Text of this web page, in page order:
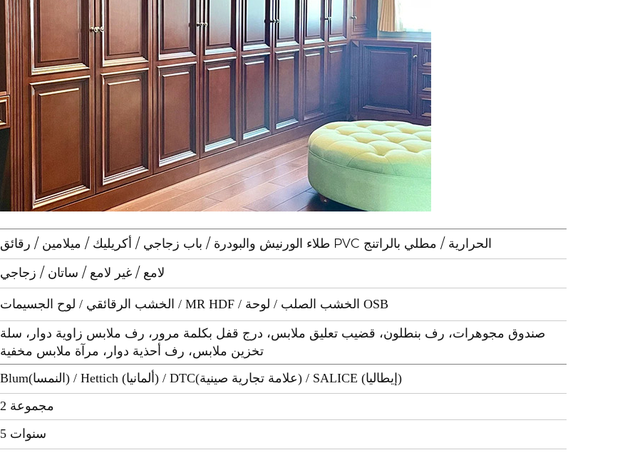
طلاء الورنيش والبودرة / باب زجاجي / أكريليك / ميلامين / رقائق PVC الحرارية / مطلي بالراتنج
لامع / غير لامع / ساتان / زجاجي
الخشب الرقائقي / لوح الجسيمات / MR HDF / الخشب الصلب / لوحة OSB
صندوق مجوهرات، رف بنطلون، قضيب تعليق ملابس، درج قفل بكلمة مرور، رف ملابس زاوية دوار، سلة
تخزين ملابس، رف أحذية دوار، مرآة ملابس مخفية
Blum(النمسا) / Hettich (ألمانيا) / DTC(علامة تجارية صينية) / SALICE (إيطاليا)
مجموعة 2
5 سنوات